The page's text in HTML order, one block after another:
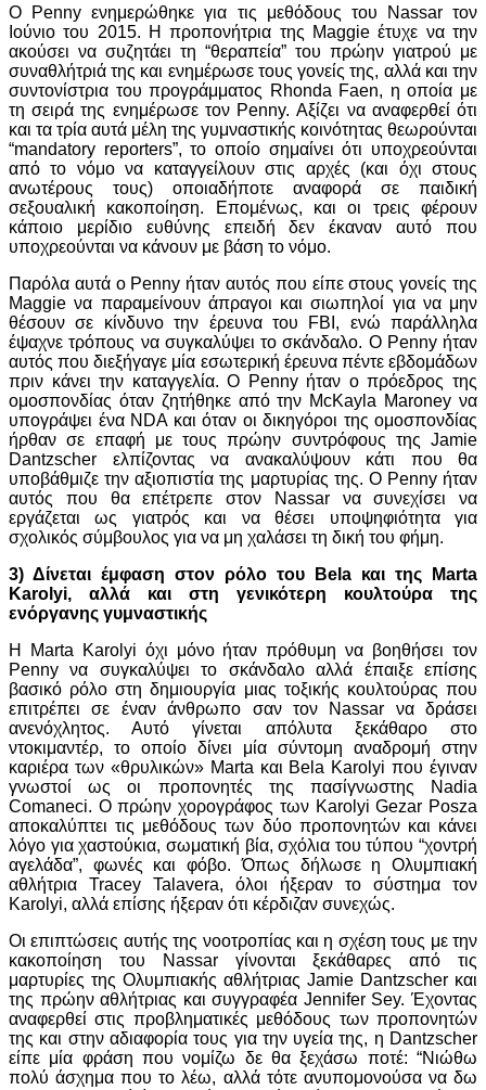
Ο Penny ενημερώθηκε για τις μεθόδους του Nassar τον
Ιούνιο του 2015. Η προπονήτρια της Maggie έτυχε να την
ακούσει να συζητάει τη “θεραπεία” του πρώην γιατρού με
συναθλήτριά της και ενημέρωσε τους γονείς της, αλλά και την
συντονίστρια του προγράμματος Rhonda Faen, η οποία με
τη σειρά της ενημέρωσε τον Penny. Αξίζει να αναφερθεί ότι
και τα τρία αυτά μέλη της γυμναστικής κοινότητας θεωρούνται
“mandatory reporters”, το οποίο σημαίνει ότι υποχρεούνται
από το νόμο να καταγγείλουν στις αρχές (και όχι στους
ανωτέρους τους) οποιαδήποτε αναφορά σε παιδική
σεξουαλική κακοποίηση. Επομένως, και οι τρεις φέρουν
κάποιο μερίδιο ευθύνης επειδή δεν έκαναν αυτό που
υποχρεούνται να κάνουν με βάση το νόμο.
Παρόλα αυτά ο Penny ήταν αυτός που είπε στους γονείς της
Maggie να παραμείνουν άπραγοι και σιωπηλοί για να μην
θέσουν σε κίνδυνο την έρευνα του FBI, ενώ παράλληλα
έψαχνε τρόπους να συγκαλύψει το σκάνδαλο. Ο Penny ήταν
αυτός που διεξήγαγε μία εσωτερική έρευνα πέντε εβδομάδων
πριν κάνει την καταγγελία. Ο Penny ήταν ο πρόεδρος της
ομοσπονδίας όταν ζητήθηκε από την McKayla Maroney να
υπογράψει ένα NDA και όταν οι δικηγόροι της ομοσπονδίας
ήρθαν σε επαφή με τους πρώην συντρόφους της Jamie
Dantzscher ελπίζοντας να ανακαλύψουν κάτι που θα
υποβάθμιζε την αξιοπιστία της μαρτυρίας της. Ο Penny ήταν
αυτός που θα επέτρεπε στον Nassar να συνεχίσει να
εργάζεται ως γιατρός και να θέσει υποψηφιότητα για
σχολικός σύμβουλος για να μη χαλάσει τη δική του φήμη.
3) Δίνεται έμφαση στον ρόλο του Bela και της Marta
Karolyi, αλλά και στη γενικότερη κουλτούρα της
ενόργανης γυμναστικής
Η Marta Karolyi όχι μόνο ήταν πρόθυμη να βοηθήσει τον
Penny να συγκαλύψει το σκάνδαλο αλλά έπαιξε επίσης
βασικό ρόλο στη δημιουργία μιας τοξικής κουλτούρας που
επιτρέπει σε έναν άνθρωπο σαν τον Nassar να δράσει
ανενόχλητος. Αυτό γίνεται απόλυτα ξεκάθαρο στο
ντοκιμαντέρ, το οποίο δίνει μία σύντομη αναδρομή στην
καριέρα των «θρυλικών» Marta και Bela Karolyi που έγιναν
γνωστοί ως οι προπονητές της πασίγνωστης Nadia
Comaneci. O πρώην χορογράφος των Karolyi Gezar Posza
αποκαλύπτει τις μεθόδους των δύο προπονητών και κάνει
λόγο για χαστούκια, σωματική βία, σχόλια του τύπου “χοντρή
αγελάδα”, φωνές και φόβο. Όπως δήλωσε η Ολυμπιακή
αθλήτρια Tracey Talavera, όλοι ήξεραν το σύστημα τον
Karolyi, αλλά επίσης ήξεραν ότι κέρδιζαν συνεχώς.
Οι επιπτώσεις αυτής της νοοτροπίας και η σχέση τους με την
κακοποίηση του Nassar γίνονται ξεκάθαρες από τις
μαρτυρίες της Ολυμπιακής αθλήτριας Jamie Dantzscher και
της πρώην αθλήτριας και συγγραφέα Jennifer Sey. Έχοντας
αναφερθεί στις προβληματικές μεθόδους των προπονητών
της και στην αδιαφορία τους για την υγεία της, η Dantzscher
είπε μία φράση που νομίζω δε θα ξεχάσω ποτέ: “Νιώθω
πολύ άσχημα που το λέω, αλλά τότε ανυπομονούσα να δω